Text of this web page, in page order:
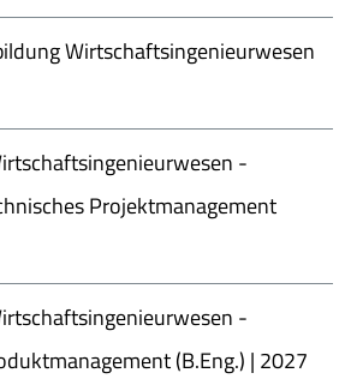
Wirtschaftsingenieurwesen
-
Projektmanagement
-
(B.Eng.) | 2027